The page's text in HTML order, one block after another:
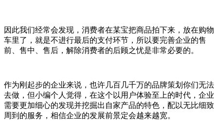
因此我们经常会发现，消费者在某宝把商品拍下来，放在购物
车里了，就是不进行最后的支付环节，所以要完善企业的售
前、售中、售后，解除消费者的后顾之忧是非常必要的。
作为刚起步的企业来说，也许几百几千万的品牌策划你们无法
去做，但小编个人觉得，在这个以用户体验至上的时代，企业
需要更加细心的发现并挖掘出自家产品的特色，配以无比细致
周到的服务，相信企业的发展前景定会越来越宽。